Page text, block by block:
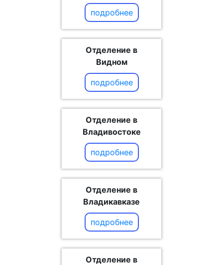
подробнее
Отделение в
Видном
подробнее
Отделение в
Владивостоке
подробнее
Отделение в
Владикавказе
подробнее
Отделение в